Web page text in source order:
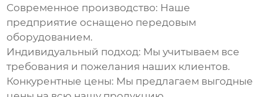
Современное производство: Наше
предприятие оснащено передовым
оборудованием.
Индивидуальный подход: Мы учитываем все
требования и пожелания наших клиентов.
Конкурентные цены: Мы предлагаем выгодные